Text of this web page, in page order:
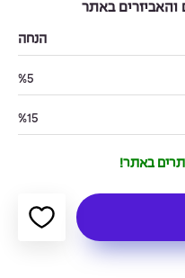
באתר
הנחה
%5
%15
באתר!